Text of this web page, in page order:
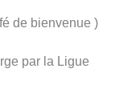
de bienvenue )
par la Ligue